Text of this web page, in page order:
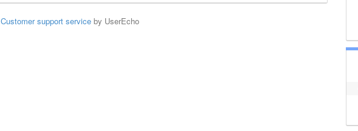
Customer support serviceby UserEcho